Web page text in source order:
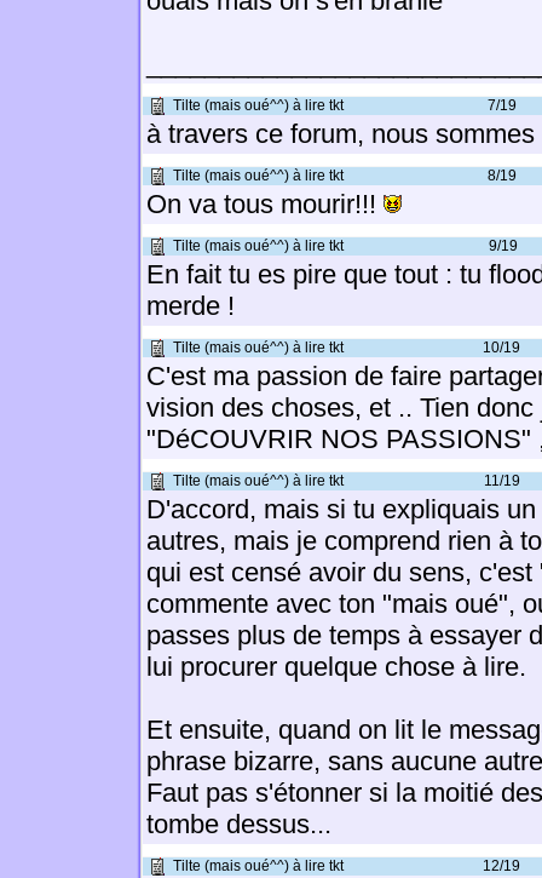
Tilte (mais oué^^) à lire tkt 7/19
à travers ce forum, nous sommes
Tilte (mais oué^^) à lire tkt 8/19
On va tous mourir!!!
Tilte (mais oué^^) à lire tkt 9/19
En fait tu es pire que tout : tu
merde !
Tilte (mais oué^^) à lire tkt 10/19
C'est ma passion de faire
vision des choses, et .. Tien
"DéCOUVRIR NOS PASSIONS"
Tilte (mais oué^^) à lire tkt 11/19
D'accord, mais si tu expliquais
autres, mais je comprend rien à
qui est censé avoir du sens,
commente avec ton "mais oué",
passes plus de temps à essayer
lui procurer quelque chose à lire.
Et ensuite, quand on lit le
phrase bizarre, sans aucune
Faut pas s'étonner si la moitié
tombe dessus...
Tilte (mais oué^^) à lire tkt 12/19